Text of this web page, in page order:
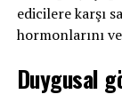
edicilere karşı
hormonlarını
Duygusal